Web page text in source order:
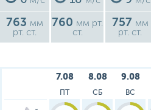
763 мм
рт. ст.
760 мм рт.
ст.
757 мм
рт. ст.
7.08
ПТ
8.08
СБ
9.08
ВС